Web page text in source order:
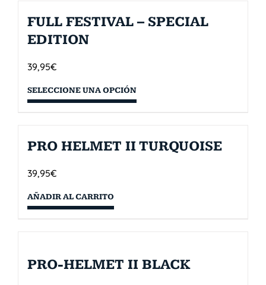
FULL FESTIVAL – SPECIAL
EDITION
39,95€
SELECCIONE UNA OPCIÓN
PRO HELMET II TURQUOISE
39,95€
AÑADIR AL CARRITO
PRO-HELMET II BLACK